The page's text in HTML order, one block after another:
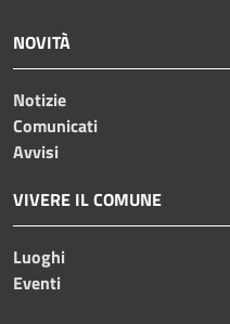
NOVITÀ
Notizie
Comunicati
Avvisi
VIVERE IL COMUNE
Luoghi
Eventi